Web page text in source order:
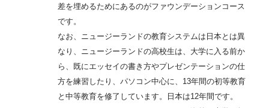
差を埋めるためにあるのがファウンデーションコース
です。
なお、ニュージーランドの教育システムは日本とは異
なり、ニュージーランドの高校生は、大学に入る前か
ら、既にエッセイの書き方やプレゼンテーションの仕
方を練習したり、パソコン中心に、13年間の初等教育
と中等教育を修了しています。日本は12年間です。